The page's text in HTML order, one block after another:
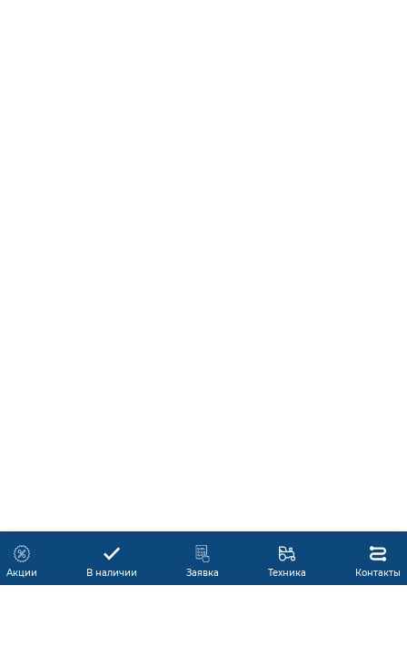
Акции В наличии Заявка Техника Контакты